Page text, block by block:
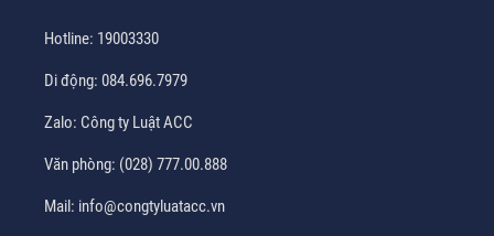
Hotline: 19003330
Di động: 084.696.7979
Zalo: Công ty Luật ACC
Văn phòng: (028) 777.00.888
Mail: info@congtyluatacc.vn